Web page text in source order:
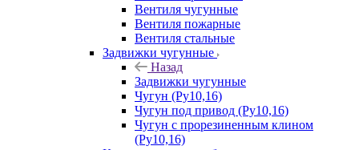
Вентиля чугунные
Вентиля пожарные
Вентиля стальные
Задвижки чугунные
Назад
Задвижки чугунные
Чугун (Ру10,16)
Чугун под привод (Ру10,16)
Чугун с прорезиненным клином
(Ру10,16)